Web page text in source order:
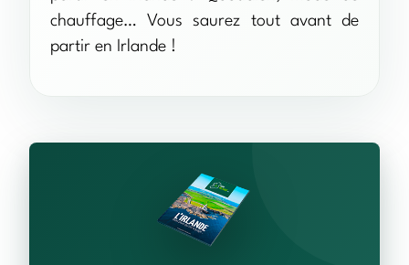
chauffage… Vous saurez tout avant de
partir en Irlande !